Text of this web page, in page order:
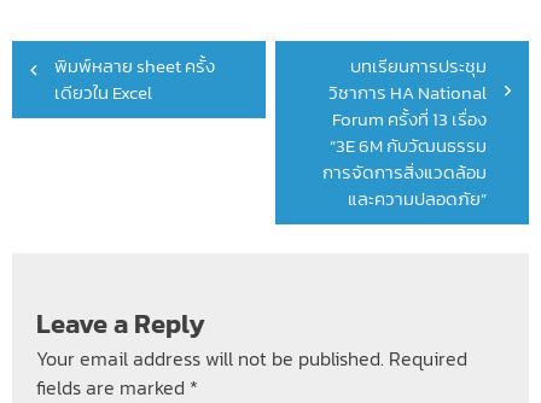
Post
navigation
พิมพ์หลาย sheet ครั้ง
เดียวใน Excel
บทเรียนการประชุม
วิชาการ HA National
Forum ครั้งที่ 13 เรื่อง
“3E 6M กับวัฒนธรรม
การจัดการสิ่งแวดล้อม
และความปลอดภัย”
Leave a Reply
Your email address will not be published. Required
fields are marked *